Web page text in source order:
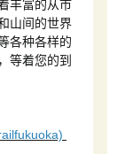
丰富的从市
山间的世界
各种各样的
等着您的到